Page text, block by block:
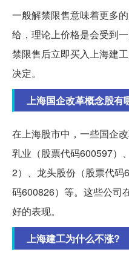
一般解禁限售意味着更多
给，理论上价格是会受到
禁限售后立即买入上海建
决定。
上海国企改革概念股有
在上海股市中，一些国企
乳业（股票代码600597）
2）、龙头股份（股票代
码600826）等。这些公司
好的表现。
上海建工为什么不涨?